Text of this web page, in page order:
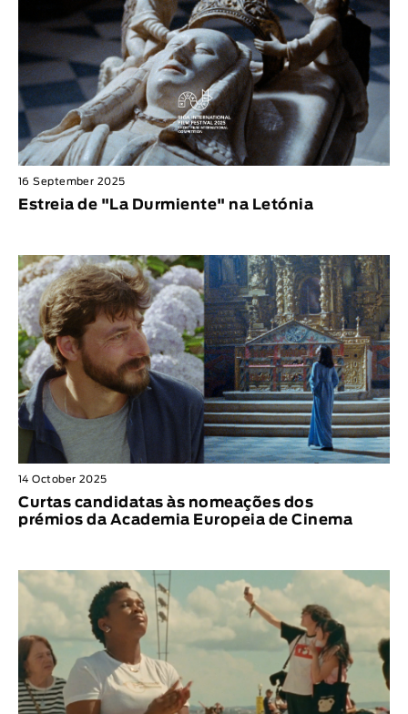
16 September 2025
Estreia de "La Durmiente" na Letónia
14 October 2025
Curtas candidatas às nomeações dos
prémios da Academia Europeia de Cinema